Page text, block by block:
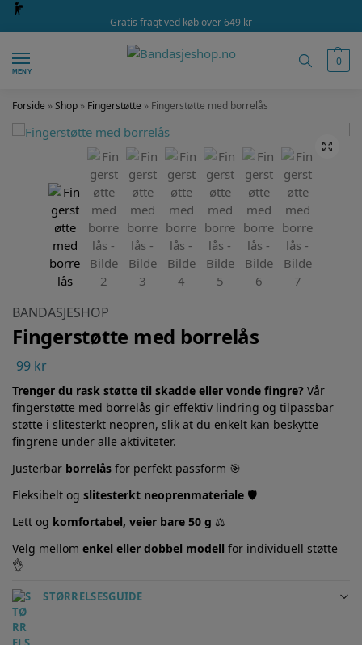
Gratis fragt ved køb over 649 kr
MENY
0
Forside »Shop » Fingerstøtte » Fingerstøtte med borrelås
BANDASJESHOP
Fingerstøtte med borrelås
99 kr
Trenger du rask støtte til skadde eller vonde fingre? Vår
fingerstøtte med borrelås gir effektiv lindring og tilpassbar
støtte i slitesterkt neopren, slik at du enkelt kan beskytte
fingrene under alle aktiviteter.
Justerbar borrelås for perfekt passform 🎯
Fleksibelt og slitesterkt neoprenmateriale 🛡️
Lett og komfortabel, veier bare 50 g ⚖️
Velg mellom enkel eller dobbel modell for individuell støtte
👌
STØRRELSESGUIDE